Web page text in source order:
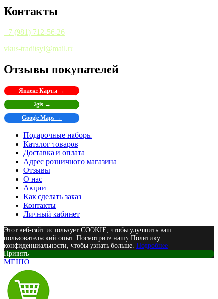
Контакты
+7 (981) 712-56-26
vkus-traditsyi@mail.ru
Отзывы покупателей
Яндекс Карты →
2gis →
Google Maps →
Подарочные наборы
Каталог товаров
Доставка и оплата
Адрес розничного магазина
Отзывы
О нас
Акции
Как сделать заказ
Контакты
Личный кабинет
Этот веб-сайт использует COOKIE, чтобы улучшить ваш
пользовательский опыт. Посмотрите нашу Политику
конфиденциальности, чтобы узнать больше. Подробнее
Принять
МЕНЮ